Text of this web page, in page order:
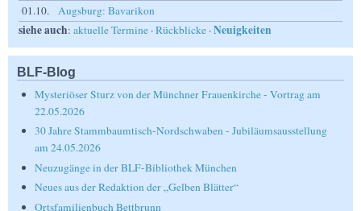
01.10. Augsburg: Bavarikon
siehe auch: aktuelle Termine ·Rückblicke ·Neuigkeiten
BLF-Blog
Mysteriöser Sturz von der Münchner Frauenkirche - Vortrag am
22.05.2026
30 Jahre Stammbaumtisch-Nordschwaben - Jubiläumsausstellung
am 24.05.2026
Neuzugänge in der BLF-Bibliothek München
Neues aus der Redaktion der „Gelben Blätter“
Ortsfamilienbuch Bettbrunn